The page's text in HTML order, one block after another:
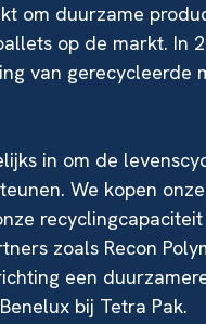
om duurzame
op de markt. In
van
in om de
We kopen
zoals Recon
een
bij Tetra Pak.